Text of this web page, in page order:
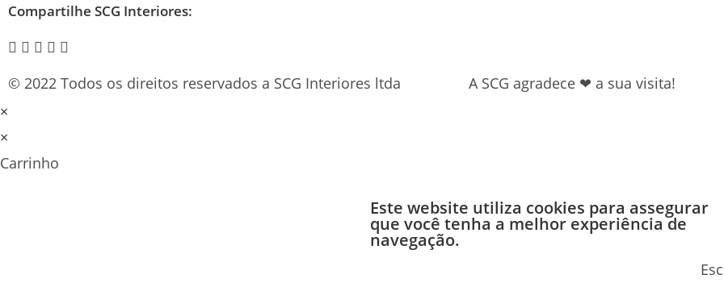
Compartilhe SCG Interiores:
© 2022 Todos os direitos reservados a SCG Interiores ltda
A SCG agradece ❤ a sua visita!
×
×
Carrinho
Este website utiliza cookies para assegurar
que você tenha a melhor experiência de
navegação.